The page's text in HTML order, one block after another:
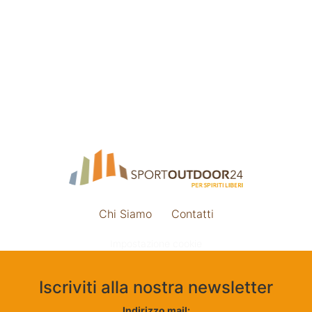
Chi Siamo Contatti
Iscriviti alla nostra newsletter